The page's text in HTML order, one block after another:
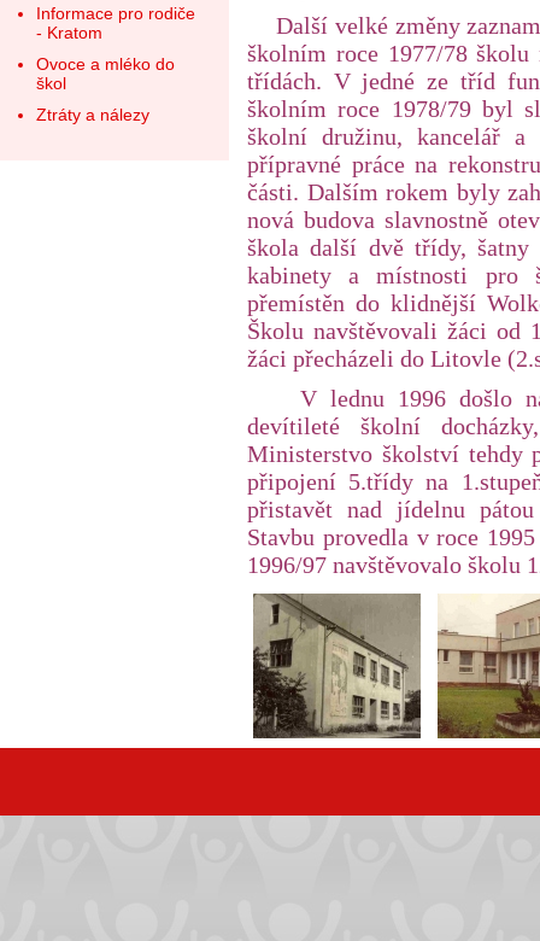
Informace pro rodiče
- Kratom
Ovoce a mléko do
škol
Ztráty a nálezy
Další velké změny
školním roce 1977/78
třídách. V jedné ze tříd
školním roce 1978/79 byl
školní družinu, kancelář
přípravné práce na
části. Dalším rokem byly
nová budova slavnostně
škola další dvě třídy, šatny
kabinety a místnosti pro
přemístěn do klidnější
Školu navštěvovali žáci od
žáci přecházeli do Litovle
V lednu 1996 došlo
devítileté školní
Ministerstvo školství tehdy
připojení 5.třídy na
přistavět nad jídelnu
Stavbu provedla v roce
1996/97 navštěvovalo školu